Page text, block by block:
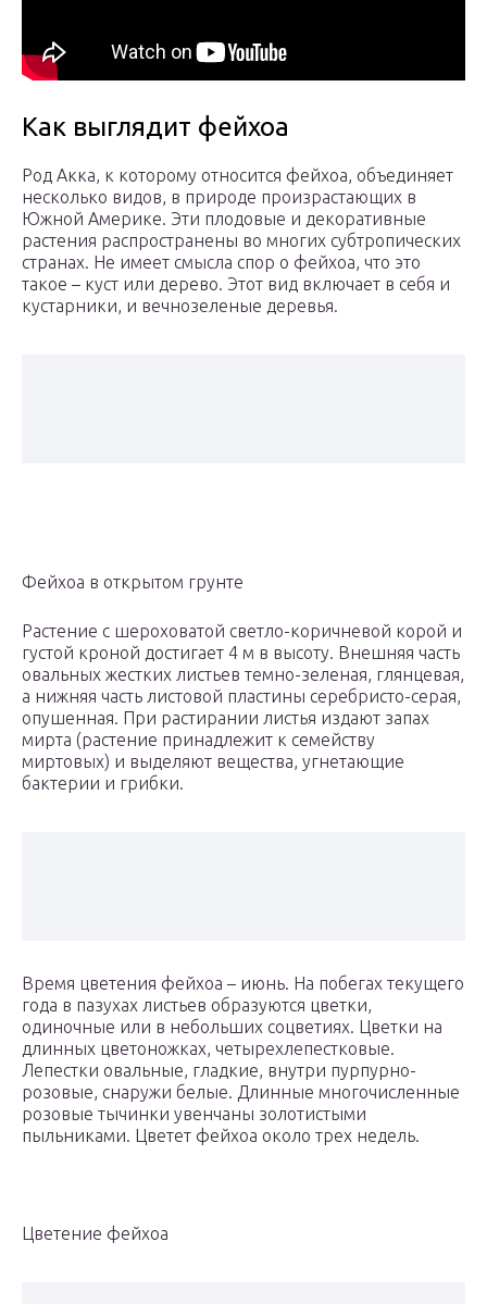
Как выглядит фейхоа
Род Акка, к которому относится фейхоа, объединяет
несколько видов, в природе произрастающих в
Южной Америке. Эти плодовые и декоративные
растения распространены во многих субтропических
странах. Не имеет смысла спор о фейхоа, что это
такое – куст или дерево. Этот вид включает в себя и
кустарники, и вечнозеленые деревья.
Фейхоа в открытом грунте
Растение с шероховатой светло-коричневой корой и
густой кроной достигает 4 м в высоту. Внешняя часть
овальных жестких листьев темно-зеленая, глянцевая,
а нижняя часть листовой пластины серебристо-серая,
опушенная. При растирании листья издают запах
мирта (растение принадлежит к семейству
миртовых) и выделяют вещества, угнетающие
бактерии и грибки.
Время цветения фейхоа – июнь. На побегах текущего
года в пазухах листьев образуются цветки,
одиночные или в небольших соцветиях. Цветки на
длинных цветоножках, четырехлепестковые.
Лепестки овальные, гладкие, внутри пурпурно-
розовые, снаружи белые. Длинные многочисленные
розовые тычинки увенчаны золотистыми
пыльниками. Цветет фейхоа около трех недель.
Цветение фейхоа